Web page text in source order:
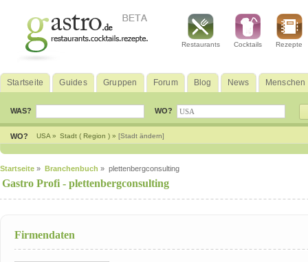
Restaurants Cocktails Rezepte
Startseite Guides Gruppen Forum Blog News Menschen
WAS? WO?
WO? USA » Stadt ( Region ) » [Stadt ändern]
Startseite » Branchenbuch » plettenbergconsulting
Gastro Profi - plettenbergconsulting
Firmendaten